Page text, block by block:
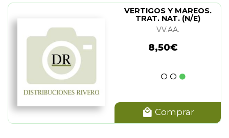
VERTIGOS Y MAREOS.
TRAT. NAT. (N/E)
VV.AA.
8,50€
Comprar